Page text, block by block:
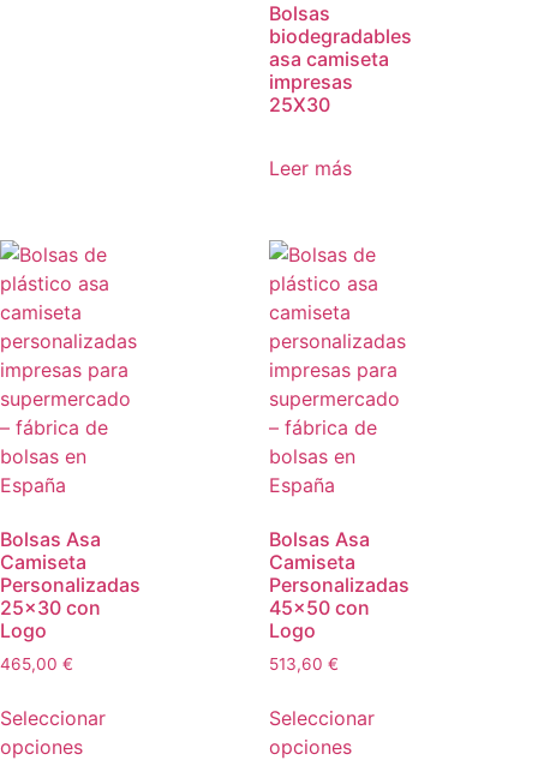
Bolsas
biodegradables
asa camiseta
impresas
25X30
Leer más
Bolsas Asa
Camiseta
Personalizadas
25×30 con
Logo
465,00 €
Seleccionar
opciones
Bolsas Asa
Camiseta
Personalizadas
45×50 con
Logo
513,60 €
Seleccionar
opciones